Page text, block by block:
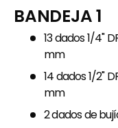
BANDEJA 1
13 dados 1/4"
mm
14 dados 1/2" DR:
mm
2 dados de